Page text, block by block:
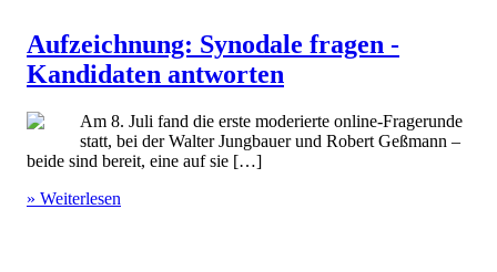
Aufzeichnung: Synodale fragen -
Kandidaten antworten
Am 8. Juli fand die erste moderierte online-Fragerunde
statt, bei der Walter Jungbauer und Robert Geßmann –
beide sind bereit, eine auf sie […]
» Weiterlesen